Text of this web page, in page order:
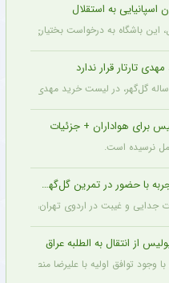
اسپانیایی به استقلال
تارتار قرار ندارد
برای هواداران + جزئیات
نرسیده است.
با حضور در تمرین گل‌گهر + عکس
و غیبت در اردوی تهران، دیروز
از انتقال به الطلبه عراق
توافق اولیه با علیرضا منصوریان